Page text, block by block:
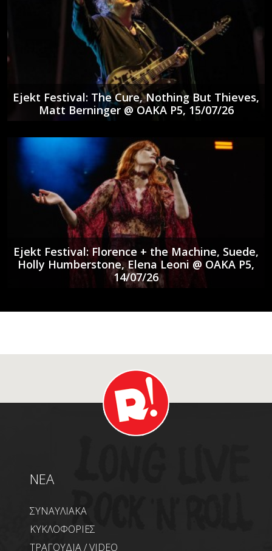
Ejekt Festival: The Cure, Nothing But Thieves,
Matt Berninger @ ΟΑΚΑ P5, 15/07/26
Ejekt Festival: Florence + the Machine, Suede,
Holly Humberstone, Elena Leoni @ ΟΑΚΑ P5,
14/07/26
NEA
ΣΥΝΑΥΛΙΑΚΑ
ΚΥΚΛΟΦΟΡΙΕΣ
ΤΡΑΓΟΥΔΙΑ / VIDEO